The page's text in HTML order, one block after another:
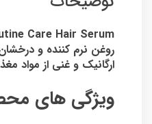
روغن نرم کننده و
ارگانیک و غنی از مواد
ویژگی های